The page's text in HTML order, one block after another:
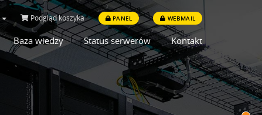
Podgląd koszyka PANEL WEBMAIL
Baza wiedzy Status serwerów Kontakt